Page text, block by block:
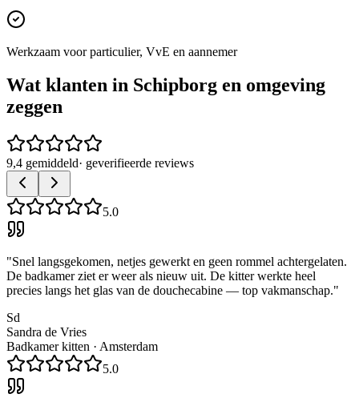
Werkzaam voor particulier, VvE en aannemer
Wat klanten in Schipborg en omgeving
zeggen
9,4 gemiddeld· geverifieerde reviews
5.0
"Snel langsgekomen, netjes gewerkt en geen rommel achtergelaten.
De badkamer ziet er weer als nieuw uit. De kitter werkte heel
precies langs het glas van de douchecabine — top vakmanschap."
Sd
Sandra de Vries
Badkamer kitten · Amsterdam
5.0